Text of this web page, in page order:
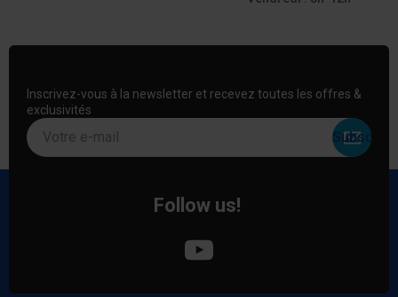
Inscrivez-vous à la newsletter et recevez toutes les offres &
exclusivités
Votre e-mail
Follow us!